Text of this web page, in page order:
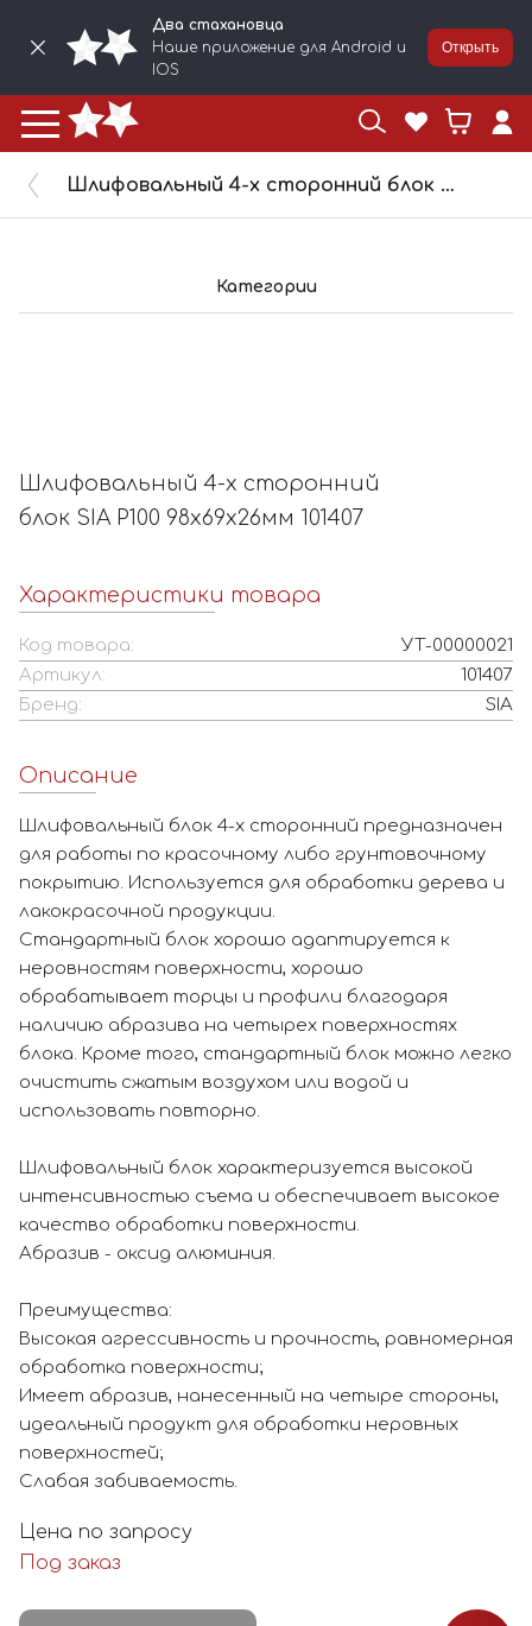
Два стахановца
Наше приложение для Android и
IOS
Открыть
Шлифовальный 4-х сторонний блок SIA P100 98х69х26мм 101407
Категории
Шлифовальный 4-х сторонний
блок SIA P100 98х69х26мм 101407
Характеристики товара
Код товара:
УТ-00000021
Артикул:
101407
Бренд:
SIA
Описание
Шлифовальный блок 4-х сторонний предназначен
для работы по красочному либо грунтовочному
покрытию. Используется для обработки дерева и
лакокрасочной продукции.
Стандартный блок хорошо адаптируется к
неровностям поверхности, хорошо
обрабатывает торцы и профили благодаря
наличию абразива на четырех поверхностях
блока. Кроме того, стандартный блок можно легко
очистить сжатым воздухом или водой и
использовать повторно.
Шлифовальный блок характеризуется высокой
интенсивностью съема и обеспечивает высокое
качество обработки поверхности.
Абразив - оксид алюминия.
Преимущества:
Высокая агрессивность и прочность, равномерная
обработка поверхности;
Имеет абразив, нанесенный на четыре стороны,
идеальный продукт для обработки неровных
поверхностей;
Слабая забиваемость.
Цена по запросу
Под заказ